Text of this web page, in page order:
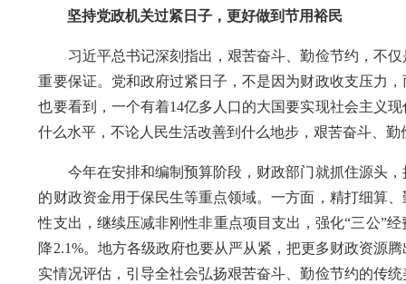
坚持党政机关过紧日子，更好做到节用裕民
习近平总书记深刻指出，艰苦奋斗、勤俭节约，不仅
重要保证。党和政府过紧日子，不是因为财政收支压力
也要看到，一个有着14亿多人口的大国要实现社会主义
什么水平，不论人民生活改善到什么地步，艰苦奋斗、
今年在安排和编制预算阶段，财政部门就抓住源头，
的财政资金用于保民生等重点领域。一方面，精打细算
性支出，继续压减非刚性非重点项目支出，强化“三公”
降2.1%。地方各级政府也要从严从紧，把更多财政资源
实情况评估，引导全社会弘扬艰苦奋斗、勤俭节约的传